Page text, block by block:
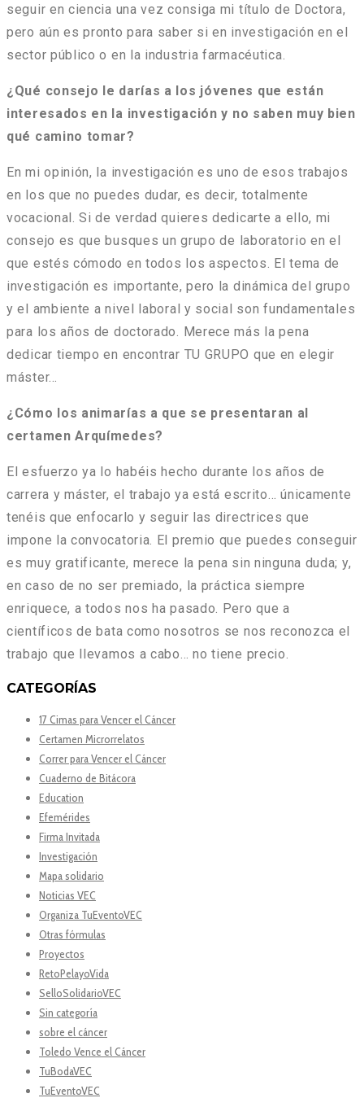
seguir en ciencia una vez consiga mi título de Doctora,
pero aún es pronto para saber si en investigación en el
sector público o en la industria farmacéutica.
¿Qué consejo le darías a los jóvenes que están
interesados en la investigación y no saben muy bien
qué camino tomar?
En mi opinión, la investigación es uno de esos trabajos
en los que no puedes dudar, es decir, totalmente
vocacional. Si de verdad quieres dedicarte a ello, mi
consejo es que busques un grupo de laboratorio en el
que estés cómodo en todos los aspectos. El tema de
investigación es importante, pero la dinámica del grupo
y el ambiente a nivel laboral y social son fundamentales
para los años de doctorado. Merece más la pena
dedicar tiempo en encontrar TU GRUPO que en elegir
máster…
¿Cómo los animarías a que se presentaran al
certamen Arquímedes?
El esfuerzo ya lo habéis hecho durante los años de
carrera y máster, el trabajo ya está escrito… únicamente
tenéis que enfocarlo y seguir las directrices que
impone la convocatoria. El premio que puedes conseguir
es muy gratificante, merece la pena sin ninguna duda; y,
en caso de no ser premiado, la práctica siempre
enriquece, a todos nos ha pasado. Pero que a
científicos de bata como nosotros se nos reconozca el
trabajo que llevamos a cabo… no tiene precio.
CATEGORÍAS
17 Cimas para Vencer el Cáncer
Certamen Microrrelatos
Correr para Vencer el Cáncer
Cuaderno de Bitácora
Education
Efemérides
Firma Invitada
Investigación
Mapa solidario
Noticias VEC
Organiza TuEventoVEC
Otras fórmulas
Proyectos
RetoPelayoVida
SelloSolidarioVEC
Sin categoría
sobre el cáncer
Toledo Vence el Cáncer
TuBodaVEC
TuEventoVEC